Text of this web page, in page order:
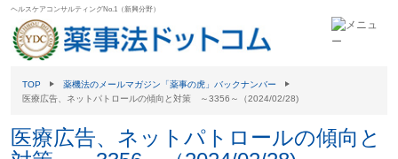
ヘルスケアコンサルティングNo.1（新興分野）
TOP
薬機法のメールマガジン「薬事の虎」バックナンバー
医療広告、ネットパトロールの傾向と対策 ～3356～（2024/02/28)
医療広告、ネットパトロールの傾向と